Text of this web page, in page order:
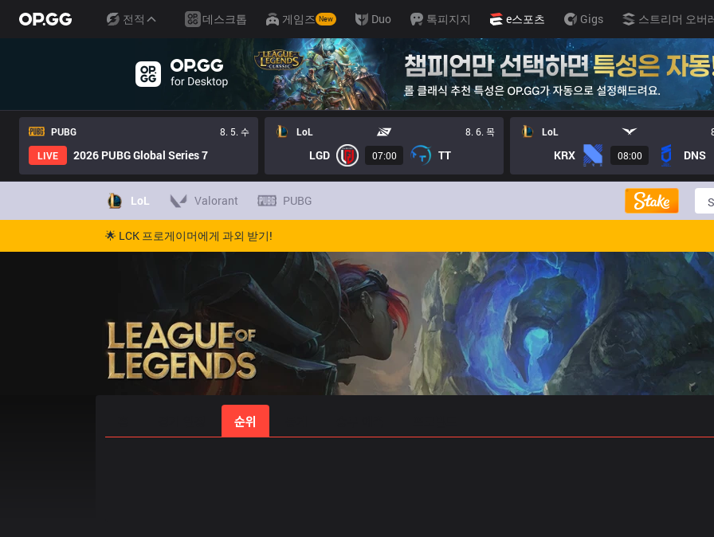
전적 데스크톱 게임즈 New Duo 톡피지지 e스포츠 Gigs 스트리머 오버
PUBG
8. 5. 수
LIVE
2026 PUBG Global Series 7
LoL 8. 6. 목
LGD 07:00 TT
LoL
KRX 08:00 DNS
LoL Valorant PUBG
🌟 LCK 프로게이머에게 과외 받기!
순위